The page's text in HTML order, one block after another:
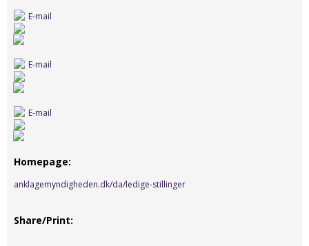
E-mail
E-mail
E-mail
Homepage
anklagemyndigheden.dk/da/ledige-stillinger
Share/Print